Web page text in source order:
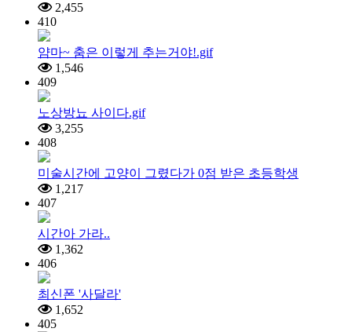
2,455
410
얌마~ 춤은 이렇게 추는거야!.gif
1,546
409
노상방뇨 사이다.gif
3,255
408
미술시간에 고양이 그렸다가 0점 받은 초등학생
1,217
407
시간아 가라..
1,362
406
최신폰 '사달라'
1,652
405